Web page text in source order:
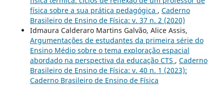
física sobre a sua prática pedagógica , Caderno
Brasileiro de Ensino de Física: v. 37 n. 2 (2020)
Idmaura Calderaro Martins Galvão, Alice Assis,
Argumentações de estudantes da primeira série do
Ensino Médio sobre o tema exploração espacial
abordado na perspectiva da educação CTS , Caderno
Brasileiro de Ensino de Física: v. 40 n. 1 (2023):
Caderno Brasileiro de Ensino de Física